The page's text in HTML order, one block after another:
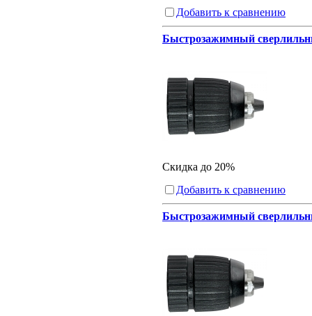
Добавить к сравнению
Быстрозажимный
Скидка до 20%
Добавить к сравнению
Быстрозажимный